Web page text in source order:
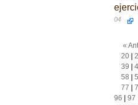
04
«
20|
39
58
77
96
97